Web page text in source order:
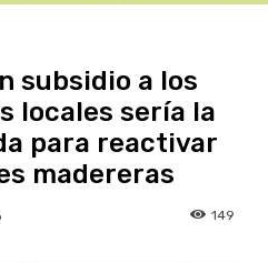
subsidio a los
locales sería la
para reactivar
madereras
149